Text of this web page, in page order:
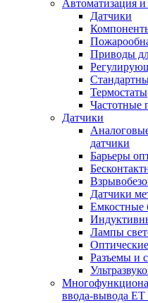
Автоматизация и
Датчики
Приводы
Термостаты
Частотные
Датчики
датчики
Барьеры
Датчики
Емкостные
Лампы
Разъемы и
ввода-вывода ET